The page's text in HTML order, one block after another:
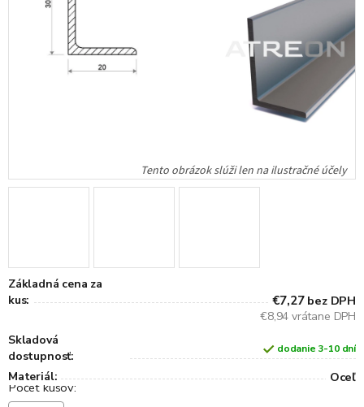
Základná cena za
kus:
€7,27 bez DPH
€8,94 vrátane DPH
Skladová
dostupnosť:
dodanie 3-10 dní
Materiál: Oceľ